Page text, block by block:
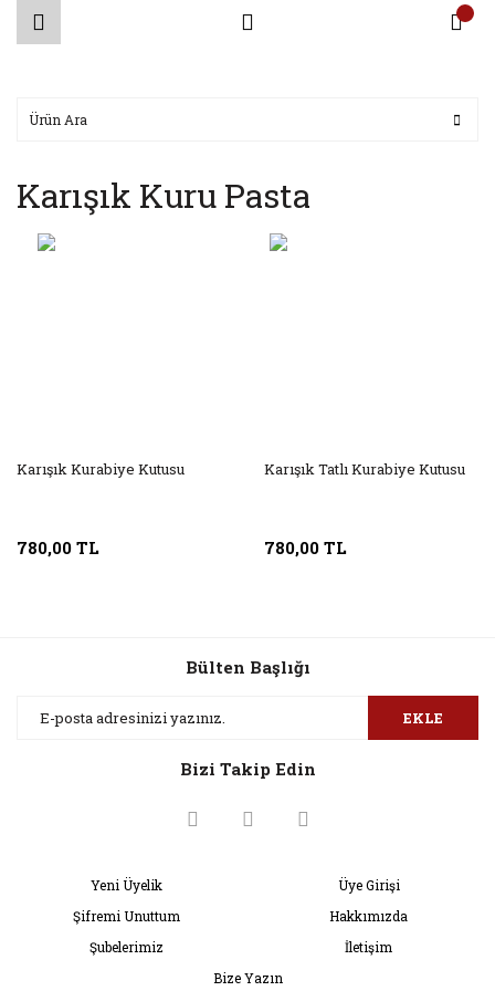
Karışık Kuru Pasta
Karışık Kurabiye Kutusu
780,00 TL
Karışık Tatlı Kurabiye Kutusu
780,00 TL
Bülten Başlığı
EKLE
Bizi Takip Edin
Yeni Üyelik
Üye Girişi
Şifremi Unuttum
Hakkımızda
Şubelerimiz
İletişim
Bize Yazın